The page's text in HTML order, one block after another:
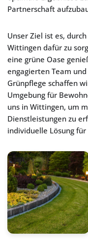
Partnerschaft
Unser Ziel ist es,
Wittingen dafür zu
eine grüne Oase
engagierten Team
Grünpflege schaffen
Umgebung für
uns in Wittingen, um
Dienstleistungen zu
individuelle Lösung